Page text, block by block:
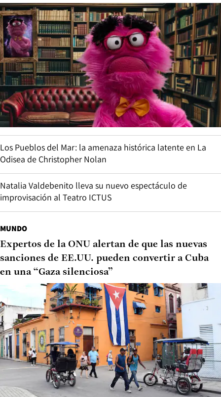
Los Pueblos del Mar: la amenaza histórica latente en La
Odisea de Christopher Nolan
Natalia Valdebenito lleva su nuevo espectáculo de
improvisación al Teatro ICTUS
MUNDO
Expertos de la ONU alertan de que las nuevas
sanciones de EE.UU. pueden convertir a Cuba
en una “Gaza silenciosa”